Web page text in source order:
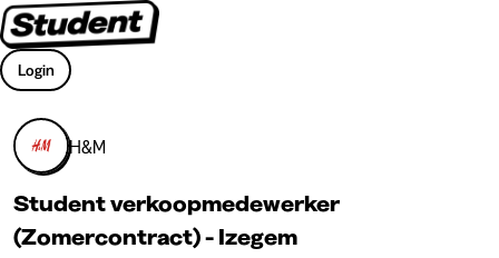
Login
H&M
Student verkoopmedewerker
(Zomercontract) - Izegem